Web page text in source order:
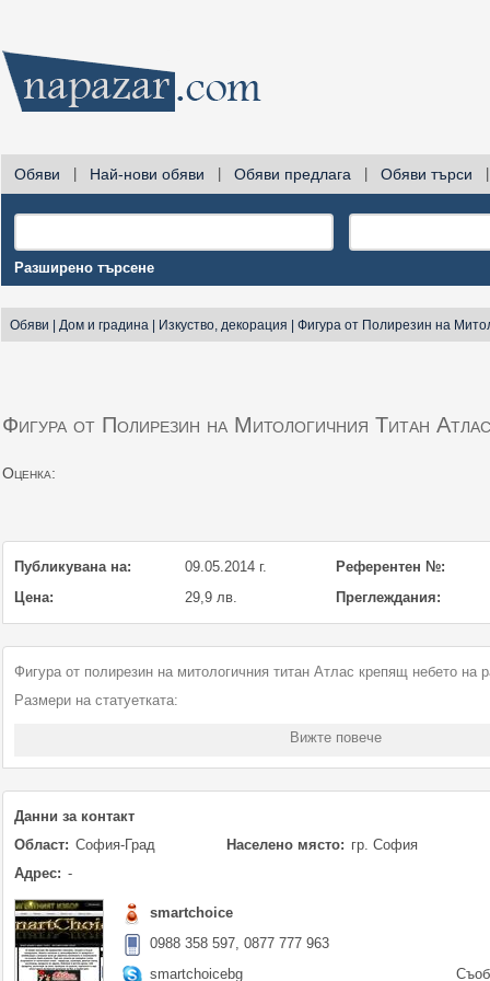
Обяви Най-нови обяви Обяви предлага Обяви търси
Разширено търсене
Обяви Дом и градина Изкуство, декорация Фигура от Полирезин на
Фигура от Полирезин на Митологичния Титан
Оценка:
Публикувана на: 09.05.2014 г.
Референтен №:
Цена:
29,9 лв. Преглеждания:
Фигура от полирезин на митологичния титан Атлас крепящ небето на
Размери на статуетката:
Символ на сила, успешност и непоколебима увереност, титанът
непоколебима воля и сила, готовност за поемане на отговорности.
боят да поемат тежестта от живота на плещите си и да я носят до
Статуетката може да бъде както интересен и стилен аксесоар в
чудесен подарък.
Такъв подарък може да характеризира човека или отделни негови
Вижте повече
Данни за контакт
Област: София-Град Населено място: гр. София
Адрес: -
smartchoice
0988 358 597, 0877 777 963
smartchoicebg